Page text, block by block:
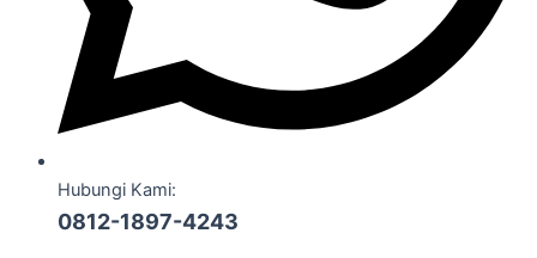
Hubungi Kami:
0812-1897-4243